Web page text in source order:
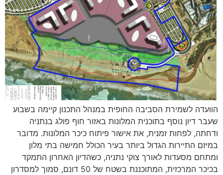
הוועדה לשמירת הסביבה החופית במנהל התכנון קיימה בשבוע
שעבר דיון נוסף בתוכנית המלונות באזור חוף פולג בנתניה
ודחתה, לפחות זמנית, את אישור פיתוח כיכר המלונות. מדובר
במיזם התיירות הגדול ביותר בעיר הכולל חמישה בתי מלון
ומתחם מסעדות לאורך צוקי נתניה, כשהדיון האחרון התמקד
בכיכר המרכזית, המתוכננת בשטח של 50 דונם, סמוך למסדרון